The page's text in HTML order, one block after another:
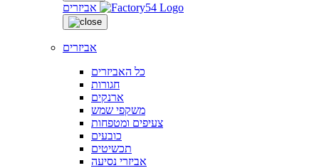
אביזרים
אביזרים
כל האביזרים
חגורות
ארנקים
משקפי שמש
צעיפים ומטפחות
כובעים
תכשיטים
אביזרי נסיעה